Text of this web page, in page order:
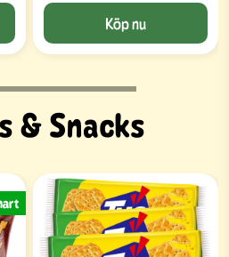
Köp nu
& Snacks